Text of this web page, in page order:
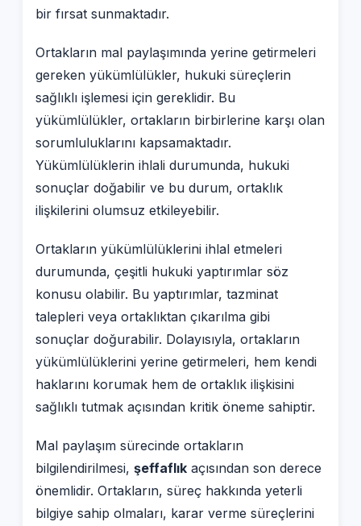
bir fırsat sunmaktadır.
Ortakların mal paylaşımında yerine getirmeleri
gereken yükümlülükler, hukuki süreçlerin
sağlıklı işlemesi için gereklidir. Bu
yükümlülükler, ortakların birbirlerine karşı olan
sorumluluklarını kapsamaktadır.
Yükümlülüklerin ihlali durumunda, hukuki
sonuçlar doğabilir ve bu durum, ortaklık
ilişkilerini olumsuz etkileyebilir.
Ortakların yükümlülüklerini ihlal etmeleri
durumunda, çeşitli hukuki yaptırımlar söz
konusu olabilir. Bu yaptırımlar, tazminat
talepleri veya ortaklıktan çıkarılma gibi
sonuçlar doğurabilir. Dolayısıyla, ortakların
yükümlülüklerini yerine getirmeleri, hem kendi
haklarını korumak hem de ortaklık ilişkisini
sağlıklı tutmak açısından kritik öneme sahiptir.
Mal paylaşım sürecinde ortakların
bilgilendirilmesi, şeffaflık açısından son derece
önemlidir. Ortakların, süreç hakkında yeterli
bilgiye sahip olmaları, karar verme süreçlerini